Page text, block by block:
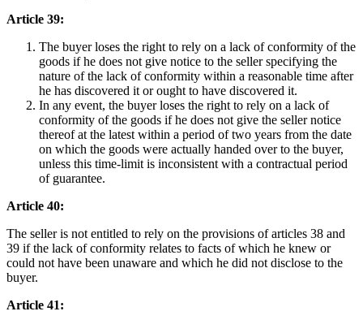
Article 39:
The buyer loses the right to rely on a lack of conformity of the
goods if he does not give notice to the seller specifying the
nature of the lack of conformity within a reasonable time after
he has discovered it or ought to have discovered it.
In any event, the buyer loses the right to rely on a lack of
conformity of the goods if he does not give the seller notice
thereof at the latest within a period of two years from the date
on which the goods were actually handed over to the buyer,
unless this time-limit is inconsistent with a contractual period
of guarantee.
Article 40:
The seller is not entitled to rely on the provisions of articles 38 and
39 if the lack of conformity relates to facts of which he knew or
could not have been unaware and which he did not disclose to the
buyer.
Article 41: